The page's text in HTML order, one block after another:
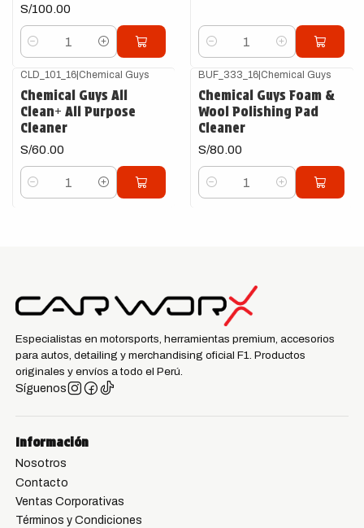
S/100.00
Cantidad Cantidad
CLD_101_16|Chemical Guys
Chemical Guys All
Clean+ All Purpose
Cleaner
S/60.00
Cantidad
BUF_333_16|Chemical Guys
Chemical Guys Foam &
Wool Polishing Pad
Cleaner
S/80.00
Cantidad
Especialistas en motorsports, herramientas premium, accesorios
para autos, detailing y merchandising oficial F1. Productos
originales y envíos a todo el Perú.
Síguenos
Información
Nosotros
Contacto
Ventas Corporativas
Términos y Condiciones